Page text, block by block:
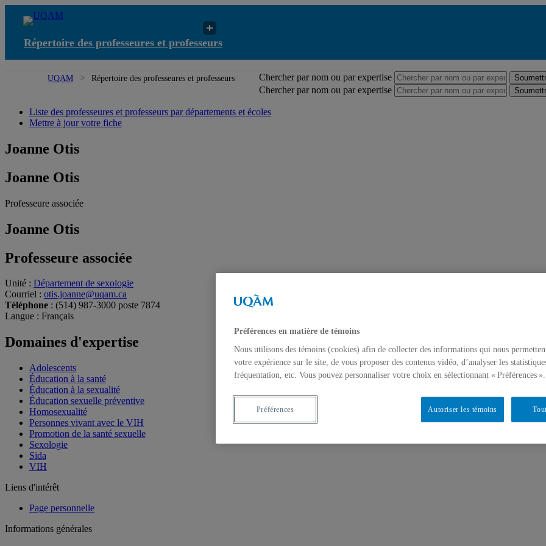
Répertoire des professeures et professeurs
UQAM Répertoire des professeures et professeurs
Chercher par nom ou par expertise
Chercher par nom ou par expertise
Liste des professeures et professeurs par départements et écoles
Mettre à jour votre fiche
Joanne Otis
Joanne Otis
Professeure associée
Joanne Otis
Professeure associée
Unité : Département de sexologie
Courriel : otis.joanne@uqam.ca
Téléphone : (514) 987-3000 poste 7874
Langue : Français
Domaines d'expertise
Adolescents
Éducation à la santé
Éducation à la sexualité
Éducation sexuelle préventive
Homosexualité
Personnes vivant avec le VIH
Promotion de la santé sexuelle
Sexologie
Sida
VIH
Liens d'intérêt
Page personnelle
Informations générales
Préférences en matière de témoins
Nous utilisons des témoins (cookies) afin de collecter des informations qui nous
votre expérience sur le site, de vous proposer des contenus vidéo, d’analyser les
fréquentation, etc. Vous pouvez personnaliser votre choix en sélectionnant « Préférences ».
Autoriser les témoins
Préférences